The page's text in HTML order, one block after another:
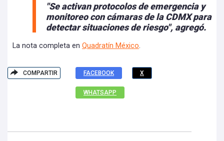
"Se activan protocolos de emergencia y
monitoreo con cámaras de la CDMX para
detectar situaciones de riesgo", agregó.
La nota completa en Quadratín México.
COMPARTIR FACEBOOK X
WHATSAPP